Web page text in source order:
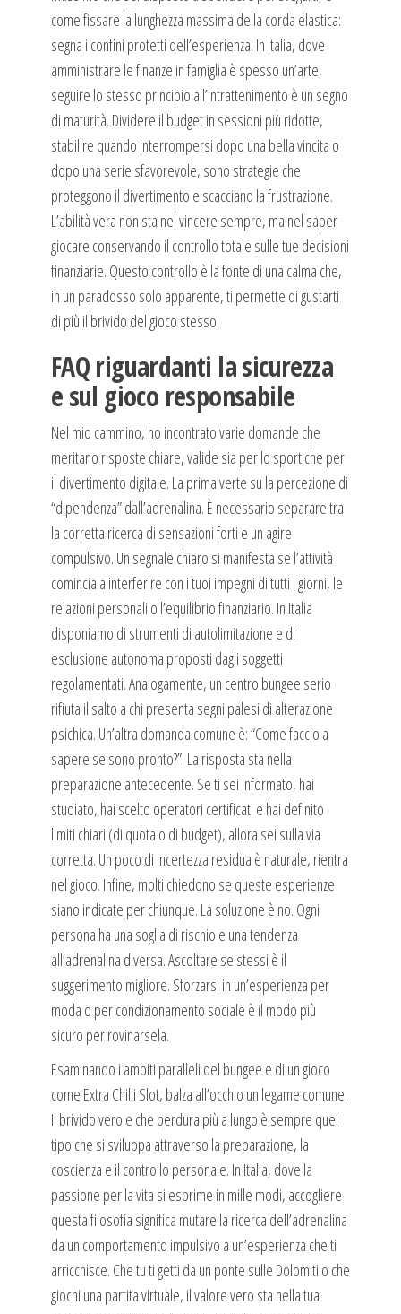
come fissare la lunghezza massima della corda elastica:
segna i confini protetti dell’esperienza. In Italia, dove
amministrare le finanze in famiglia è spesso un’arte,
seguire lo stesso principio all’intrattenimento è un segno
di maturità. Dividere il budget in sessioni più ridotte,
stabilire quando interrompersi dopo una bella vincita o
dopo una serie sfavorevole, sono strategie che
proteggono il divertimento e scacciano la frustrazione.
L’abilità vera non sta nel vincere sempre, ma nel saper
giocare conservando il controllo totale sulle tue decisioni
finanziarie. Questo controllo è la fonte di una calma che,
in un paradosso solo apparente, ti permette di gustarti
di più il brivido del gioco stesso.
FAQ riguardanti la sicurezza
e sul gioco responsabile
Nel mio cammino, ho incontrato varie domande che
meritano risposte chiare, valide sia per lo sport che per
il divertimento digitale. La prima verte su la percezione di
“dipendenza” dall’adrenalina. È necessario separare tra
la corretta ricerca di sensazioni forti e un agire
compulsivo. Un segnale chiaro si manifesta se l’attività
comincia a interferire con i tuoi impegni di tutti i giorni, le
relazioni personali o l’equilibrio finanziario. In Italia
disponiamo di strumenti di autolimitazione e di
esclusione autonoma proposti dagli soggetti
regolamentati. Analogamente, un centro bungee serio
rifiuta il salto a chi presenta segni palesi di alterazione
psichica. Un’altra domanda comune è: “Come faccio a
sapere se sono pronto?”. La risposta sta nella
preparazione antecedente. Se ti sei informato, hai
studiato, hai scelto operatori certificati e hai definito
limiti chiari (di quota o di budget), allora sei sulla via
corretta. Un poco di incertezza residua è naturale, rientra
nel gioco. Infine, molti chiedono se queste esperienze
siano indicate per chiunque. La soluzione è no. Ogni
persona ha una soglia di rischio e una tendenza
all’adrenalina diversa. Ascoltare se stessi è il
suggerimento migliore. Sforzarsi in un’esperienza per
moda o per condizionamento sociale è il modo più
sicuro per rovinarsela.
Esaminando i ambiti paralleli del bungee e di un gioco
come Extra Chilli Slot, balza all’occhio un legame comune.
Il brivido vero e che perdura più a lungo è sempre quel
tipo che si sviluppa attraverso la preparazione, la
coscienza e il controllo personale. In Italia, dove la
passione per la vita si esprime in mille modi, accogliere
questa filosofia significa mutare la ricerca dell’adrenalina
da un comportamento impulsivo a un’esperienza che ti
arricchisce. Che tu ti getti da un ponte sulle Dolomiti o che
giochi una partita virtuale, il valore vero sta nella tua